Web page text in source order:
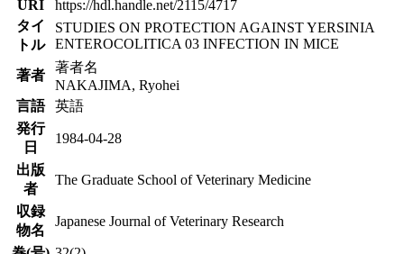
URI
https://hdl.handle.net/2115/4717
タイ
トル
STUDIES ON PROTECTION AGAINST YERSINIA
ENTEROCOLITICA 03 INFECTION IN MICE
著者
著者名
NAKAJIMA, Ryohei
言語
英語
発行
日
1984-04-28
出版
者
The Graduate School of Veterinary Medicine
収録
物名
Japanese Journal of Veterinary Research